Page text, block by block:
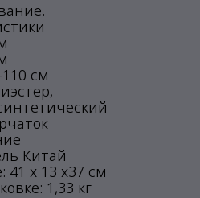
см
Китай
41 х 13 х37 см
1,33 кг